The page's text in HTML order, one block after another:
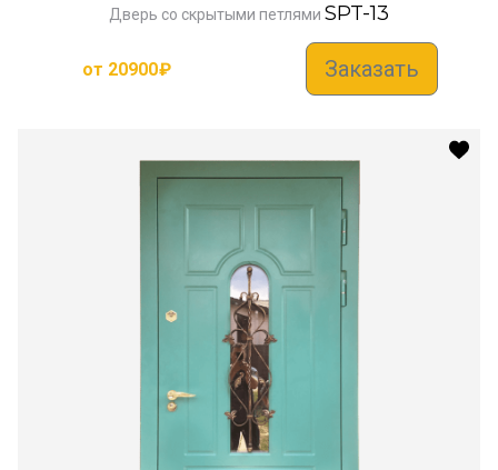
Дверь со скрытыми петлями SPT-13
от 20900₽ Заказать